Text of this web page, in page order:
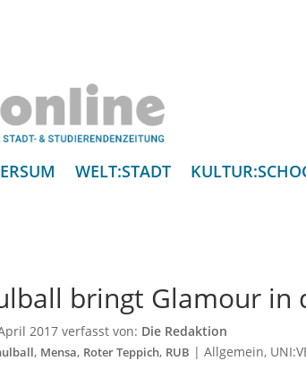
WELT:STADT
bringt Glamour in
2017 verfasst von: Die Redaktion
, Mensa, Roter Teppich, RUB |Allgemein,